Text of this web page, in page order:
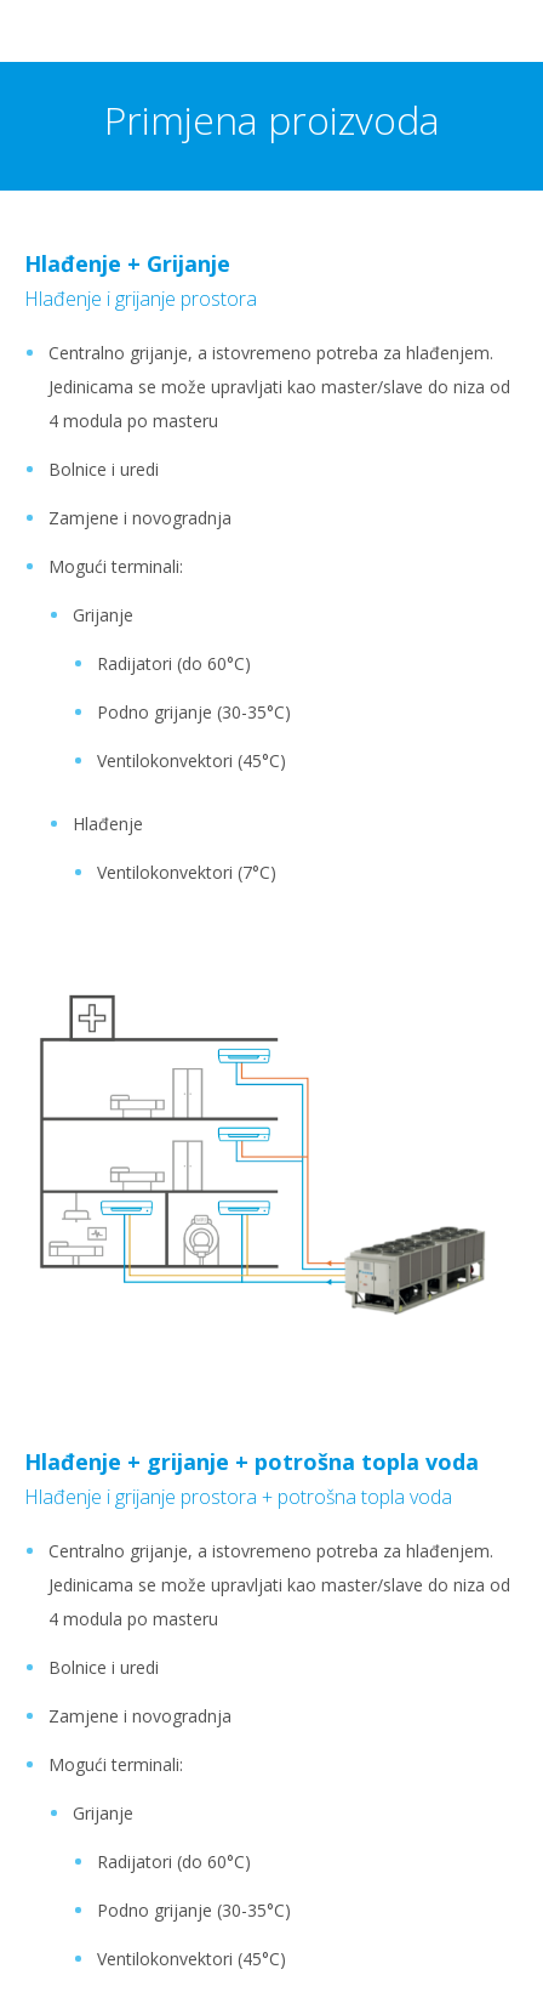
Primjena proizvoda
Hlađenje + Grijanje
Hlađenje i grijanje prostora
Centralno grijanje, a istovremeno potreba za hlađenjem.
Jedinicama se može upravljati kao master/slave do niza od
4 modula po masteru
Bolnice i uredi
Zamjene i novogradnja
Mogući terminali:
Grijanje
Radijatori (do 60°C)
Podno grijanje (30-35°C)
Ventilokonvektori (45°C)
Hlađenje
Ventilokonvektori (7°C)
Hlađenje + grijanje + potrošna topla voda
Hlađenje i grijanje prostora + potrošna topla voda
Centralno grijanje, a istovremeno potreba za hlađenjem.
Jedinicama se može upravljati kao master/slave do niza od
4 modula po masteru
Bolnice i uredi
Zamjene i novogradnja
Mogući terminali:
Grijanje
Radijatori (do 60°C)
Podno grijanje (30-35°C)
Ventilokonvektori (45°C)